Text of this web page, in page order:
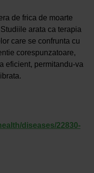
de frica de moarte
arata ca terapia
care se confrunta cu
corespunzatoare,
eficient, permitandu-va
diseases/22830-